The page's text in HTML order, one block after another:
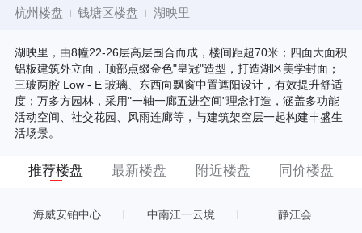
杭州楼盘 钱塘区楼盘 湖映里
湖映里，由8幢22-26层高层围合而成，楼间距超70米；四面大面积
铝板建筑外立面，顶部点缀金色"皇冠"造型，打造湖区美学封面；
三玻两腔 Low - E 玻璃、东西向飘窗中置遮阳设计，有效提升舒适
度；万多方园林，采用"一轴一廊五进空间"理念打造，涵盖多功能
活动空间、社交花园、风雨连廊等，与建筑架空层一起构建丰盛生
活场景。
推荐楼盘 最新楼盘 附近楼盘 同价楼盘
海威安铂中心 中南江一云境 静江会